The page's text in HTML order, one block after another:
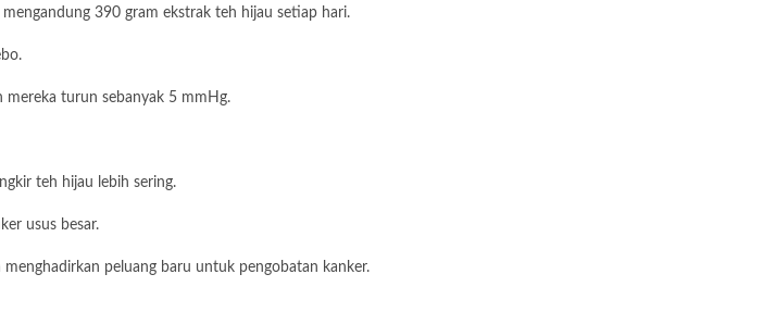
390 gram ekstrak teh hijau setiap hari.
mereka turun sebanyak 5 mmHg.
teh hijau lebih sering.
usus besar.
peluang baru untuk pengobatan kanker.